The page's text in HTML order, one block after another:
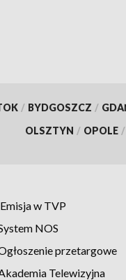
/ BYDGOSZCZ /
OLSZTYN / OPOLE /
Emisja w TVP
NOS
przetargowe
Telewizyjna